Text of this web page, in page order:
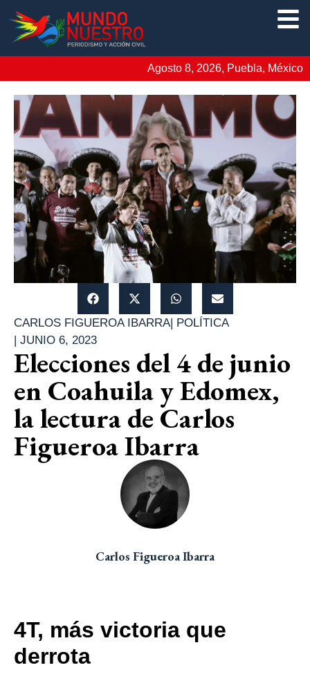
Agosto 8, 2026, Puebla, México
CARLOS FIGUEROA IBARRA| POLÍTICA
| JUNIO 6, 2023
Elecciones del 4 de junio
en Coahuila y Edomex,
la lectura de Carlos
Figueroa Ibarra
Carlos Figueroa Ibarra
4T, más victoria que
derrota